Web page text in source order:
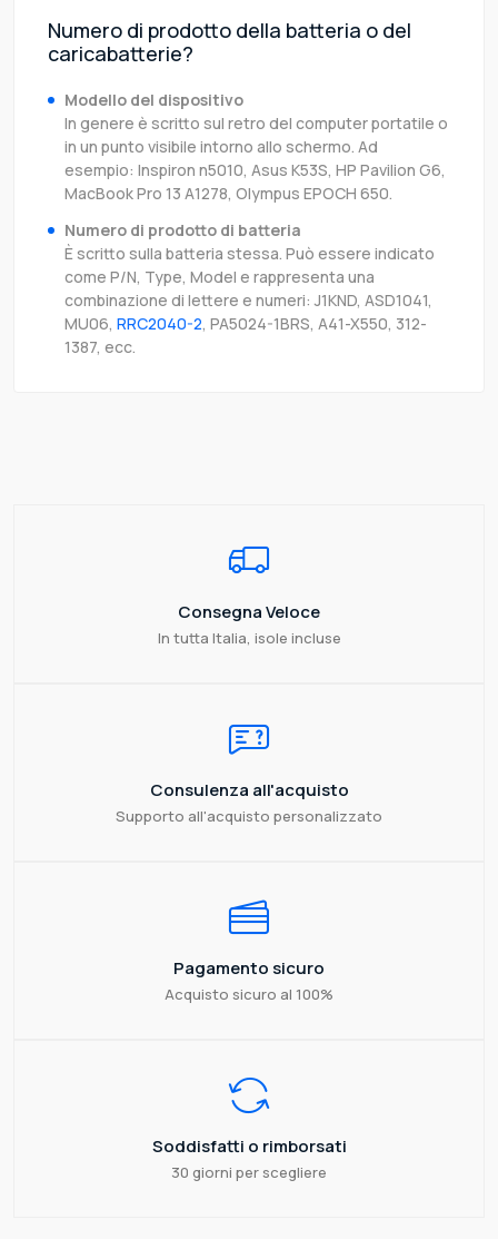
Numero di prodotto della batteria o del
caricabatterie?
Modello del dispositivo
In genere è scritto sul retro del computer portatile o
in un punto visibile intorno allo schermo. Ad
esempio: Inspiron n5010, Asus K53S, HP Pavilion G6,
MacBook Pro 13 A1278, Olympus EPOCH 650.
Numero di prodotto di batteria
È scritto sulla batteria stessa. Può essere indicato
come P/N, Type, Model e rappresenta una
combinazione di lettere e numeri: J1KND, ASD1041,
MU06, RRC2040-2, PA5024-1BRS, A41-X550, 312-
1387, ecc.
Consegna Veloce
In tutta Italia, isole incluse
Consulenza all'acquisto
Supporto all'acquisto personalizzato
Pagamento sicuro
Acquisto sicuro al 100%
Soddisfatti o rimborsati
30 giorni per scegliere